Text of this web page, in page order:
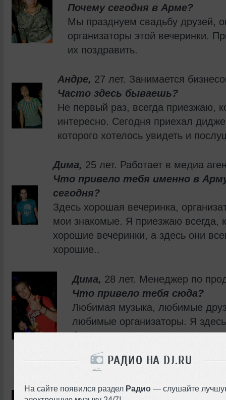
РАДИО НА DJ.RU
На сайте появился раздел Радио — слушайте
Почему сегодня в Арме?
Мы празднуем свадьбу друзей,
организаторы этой вечеринки.
их поздравить.
Андре, 27 лет. Занимается
Часто здесь бываешь?
Не первый раз, всегда приезжаю,
интересно. Сегодня приехал
которого хотелось увидеть и
Дима, 25 лет. Работает в медиа
Что привело тебя именно в
сегодня?
Здесь хорошая вечеринка,
мои знакомые. Я приезжаю всегда,
хорошие вечеринки, а здесь они
хорошие..
Дима, 28 лет. Менеджер по
Что привело тебя сюда?
Любимая музыка, любимые
любимые организаторы. Я
бываю.
Владимир, 27 лет. Самоаналитик-
Почему ты сегодня в Арме?